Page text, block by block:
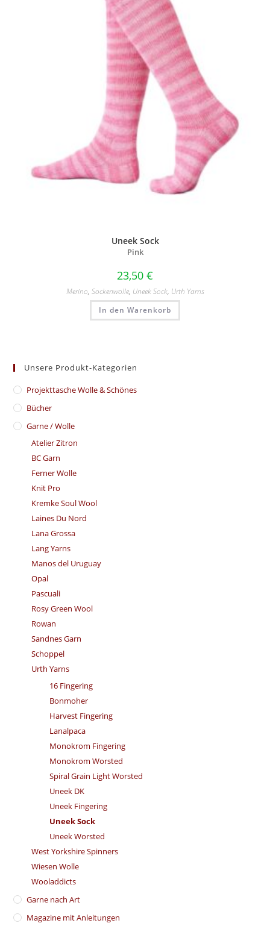
Uneek Sock
Pink
23,50 €
Merino, Sockenwolle, Uneek Sock, Urth Yarns
In den Warenkorb
Unsere Produkt-Kategorien
​Projekttasche Wolle & Schönes
Bücher
Garne / Wolle
Atelier Zitron
BC Garn
Ferner Wolle
Knit Pro
Kremke Soul Wool
Laines Du Nord
Lana Grossa
Lang Yarns
Manos del Uruguay
Opal
Pascuali
Rosy Green Wool
Rowan
Sandnes Garn
Schoppel
Urth Yarns
16 Fingering
Bonmoher
Harvest Fingering
Lanalpaca
Monokrom Fingering
Monokrom Worsted
Spiral Grain Light Worsted
Uneek DK
Uneek Fingering
Uneek Sock
Uneek Worsted
West Yorkshire Spinners
Wiesen Wolle
Wooladdicts
Garne nach Art
Magazine mit Anleitungen